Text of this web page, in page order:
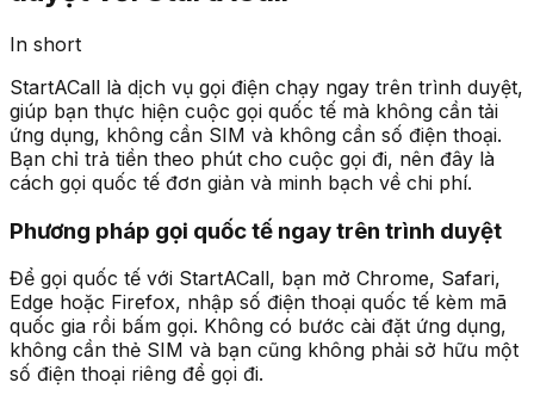
In short
StartACall là dịch vụ gọi điện chạy ngay trên trình duyệt,
giúp bạn thực hiện cuộc gọi quốc tế mà không cần tải
ứng dụng, không cần SIM và không cần số điện thoại.
Bạn chỉ trả tiền theo phút cho cuộc gọi đi, nên đây là
cách gọi quốc tế đơn giản và minh bạch về chi phí.
Phương pháp gọi quốc tế ngay trên trình duyệt
Để gọi quốc tế với StartACall, bạn mở Chrome, Safari,
Edge hoặc Firefox, nhập số điện thoại quốc tế kèm mã
quốc gia rồi bấm gọi. Không có bước cài đặt ứng dụng,
không cần thẻ SIM và bạn cũng không phải sở hữu một
số điện thoại riêng để gọi đi.